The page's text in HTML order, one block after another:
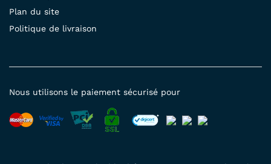
Plan du site
Politique de livraison
Nous utilisons le paiement sécurisé pour